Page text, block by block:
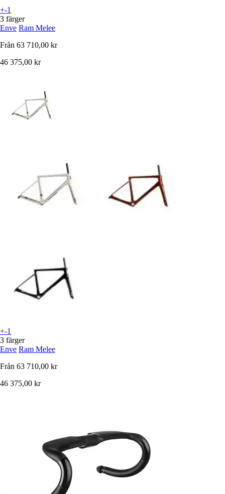
+-1
3 färger
Enve Ram Melee
Från 63 710,00 kr
46 375,00 kr
+-1
3 färger
Enve Ram Melee
Från 63 710,00 kr
46 375,00 kr